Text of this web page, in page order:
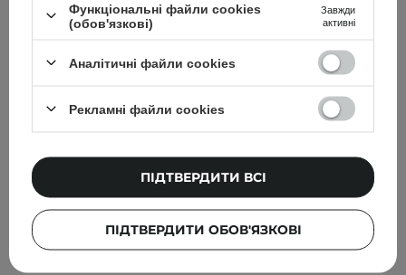
Torriden - Dive-In For Men All In One - Зволожувальна
емульсія для чоловіків - 200g
750,00 ГРН
Функціональні файли cookies
(обов'язкові)
Завжди
активні
Аналітичні файли cookies
Рекламні файли cookies
ПІДТВЕРДИТИ ОБОВ'ЯЗКОВІ
ПІДТВЕРДИТИ ВСІ